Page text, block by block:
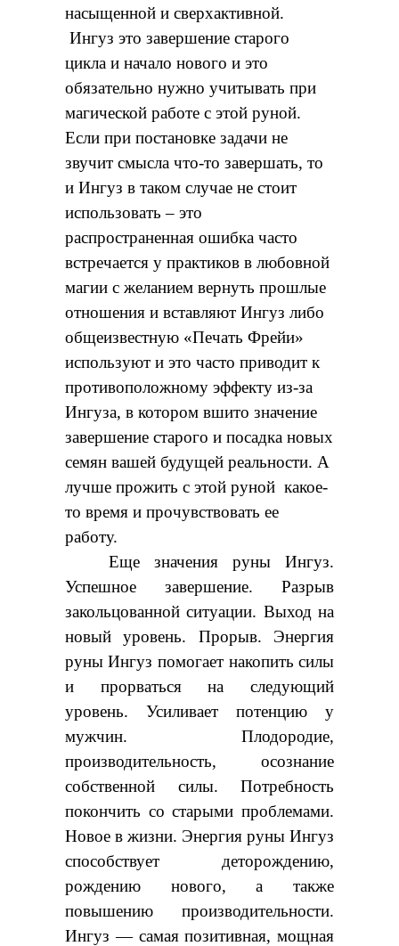
насыщенной и сверхактивной.
Ингуз это завершение старого
цикла и начало нового и это
обязательно нужно учитывать при
магической работе с этой руной.
Если при постановке задачи не
звучит смысла что-то завершать, то
и Ингуз в таком случае не стоит
использовать – это
распространенная ошибка часто
встречается у практиков в любовной
магии с желанием вернуть прошлые
отношения и вставляют Ингуз либо
общеизвестную «Печать Фрейи»
используют и это часто приводит к
противоположному эффекту из-за
Ингуза, в котором вшито значение
завершение старого и посадка новых
семян вашей будущей реальности. А
лучше прожить с этой руной какое-
то время и прочувствовать ее
работу.
Еще значения руны Ингуз.
Успешное завершение. Разрыв
закольцованной ситуации. Выход на
новый уровень. Прорыв. Энергия
руны Ингуз помогает накопить силы
и прорваться на следующий
уровень. Усиливает потенцию у
мужчин. Плодородие,
производительность, осознание
собственной силы. Потребность
покончить со старыми проблемами.
Новое в жизни. Энергия руны Ингуз
способствует деторождению,
рождению нового, а также
повышению производительности.
Ингуз — самая позитивная, мощная